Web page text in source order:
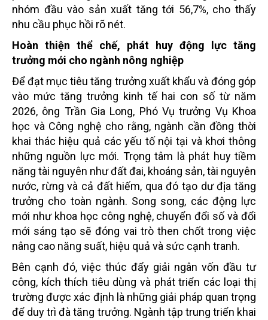
nhóm đầu vào sản xuất tăng tới 56,7%, cho thấy
nhu cầu phục hồi rõ nét.
Hoàn thiện thể chế, phát huy động lực tăng
trưởng mới cho ngành nông nghiệp
Để đạt mục tiêu tăng trưởng xuất khẩu và đóng góp
vào mức tăng trưởng kinh tế hai con số từ năm
2026, ông Trần Gia Long, Phó Vụ trưởng Vụ Khoa
học và Công nghệ cho rằng, ngành cần đồng thời
khai thác hiệu quả các yếu tố nội tại và khơi thông
những nguồn lực mới. Trọng tâm là phát huy tiềm
năng tài nguyên như đất đai, khoáng sản, tài nguyên
nước, rừng và cả đất hiếm, qua đó tạo dư địa tăng
trưởng cho toàn ngành. Song song, các động lực
mới như khoa học công nghệ, chuyển đổi số và đổi
mới sáng tạo sẽ đóng vai trò then chốt trong việc
nâng cao năng suất, hiệu quả và sức cạnh tranh.
Bên cạnh đó, việc thúc đẩy giải ngân vốn đầu tư
công, kích thích tiêu dùng và phát triển các loại thị
trường được xác định là những giải pháp quan trọng
để duy trì đà tăng trưởng. Ngành tập trung triển khai